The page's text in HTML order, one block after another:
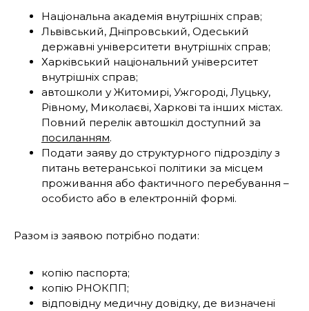
Національна академія внутрішніх справ;
Львівський, Дніпровський, Одеський
державні університети внутрішніх справ;
Харківський національний університет
внутрішніх справ;
автошколи у Житомирі, Ужгороді, Луцьку,
Рівному, Миколаєві, Харкові та інших містах.
Повний перелік автошкіл доступний за
посиланням.
Подати заяву до структурного підрозділу з
питань ветеранської політики за місцем
проживання або фактичного перебування –
особисто або в електронній формі.
Разом із заявою потрібно подати:
копію паспорта;
копію РНОКПП;
відповідну медичну довідку, де визначені